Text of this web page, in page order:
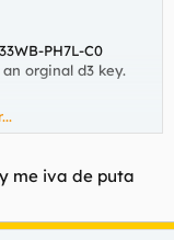
PH7L-C0
orginal d3 key.
y funcionó.
me iva de puta